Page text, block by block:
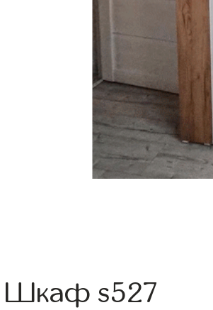
Шкаф s527